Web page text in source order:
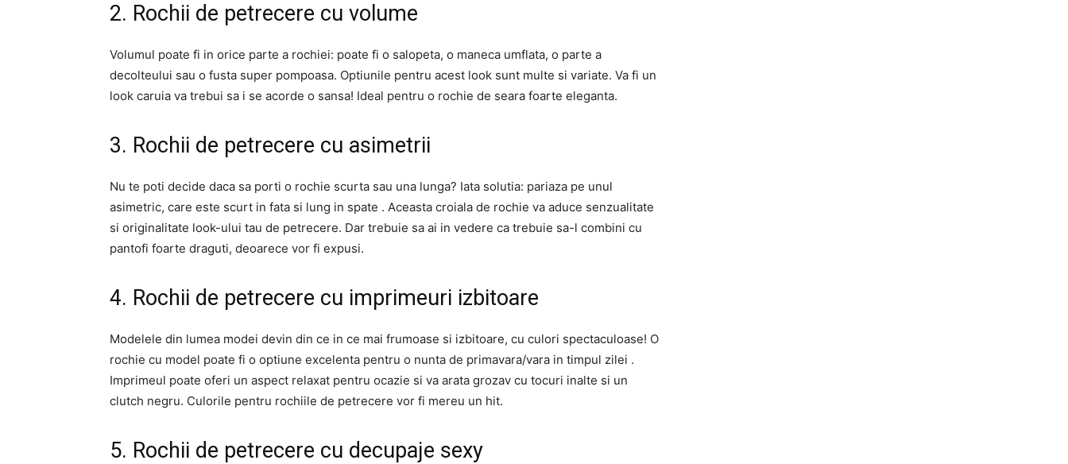
2. Rochii de petrecere cu volume
Volumul poate fi in orice parte a rochiei: poate fi o salopeta, o maneca umflata, o parte a
decolteului sau o fusta super pompoasa. Optiunile pentru acest look sunt multe si variate. Va fi un
look caruia va trebui sa i se acorde o sansa! Ideal pentru o rochie de seara foarte eleganta.
3. Rochii de petrecere cu asimetrii
Nu te poti decide daca sa porti o rochie scurta sau una lunga? Iata solutia: pariaza pe unul
asimetric, care este scurt in fata si lung in spate . Aceasta croiala de rochie va aduce senzualitate
si originalitate look-ului tau de petrecere. Dar trebuie sa ai in vedere ca trebuie sa-l combini cu
pantofi foarte draguti, deoarece vor fi expusi.
4. Rochii de petrecere cu imprimeuri izbitoare
Modelele din lumea modei devin din ce in ce mai frumoase si izbitoare, cu culori spectaculoase! O
rochie cu model poate fi o optiune excelenta pentru o nunta de primavara/vara in timpul zilei .
Imprimeul poate oferi un aspect relaxat pentru ocazie si va arata grozav cu tocuri inalte si un
clutch negru. Culorile pentru rochiile de petrecere vor fi mereu un hit.
5. Rochii de petrecere cu decupaje sexy